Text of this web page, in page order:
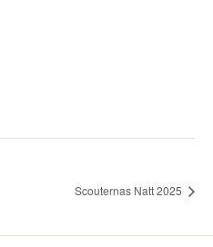
Scouternas Natt 2025